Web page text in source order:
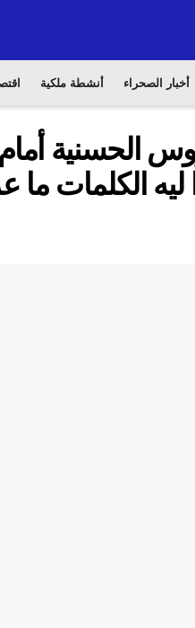
أخبار الصحراء أنشطة ملكية
الحسنية
ليه الكلمات